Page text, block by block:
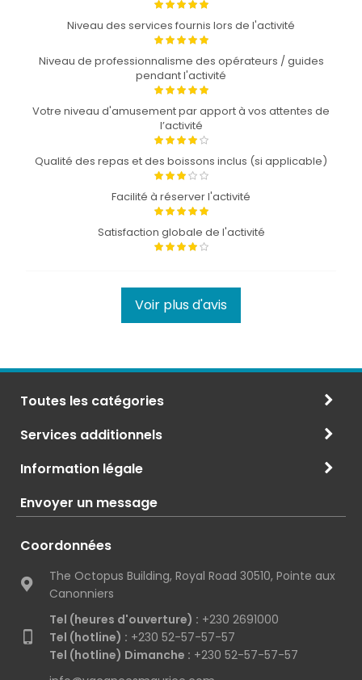
Niveau des services fournis lors de l'activité
Niveau de professionnalisme des opérateurs / guides
pendant l'activité
Votre niveau d'amusement par apport à vos attentes de
l’activité
Qualité des repas et des boissons inclus (si applicable)
Facilité à réserver l'activité
Satisfaction globale de l'activité
Voir plus d'avis
Toutes les catégories
Services additionnels
Information légale
Envoyer un message
Coordonnées
The Octopus Building, Royal Road 30510, Pointe aux
Canonniers
Tel (heures d'ouverture) : +230 2691000
Tel (hotline) : +230 52-57-57-57
Tel (hotline) Dimanche : +230 52-57-57-57